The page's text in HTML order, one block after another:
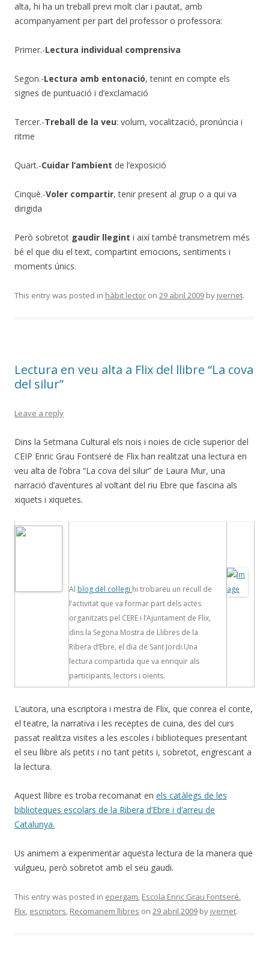
alta, hi ha un treball previ molt clar i pautat, amb
acompanyament per part del professor o professora:
Primer.-Lectura individual comprensiva
Segon.-Lectura amb entonació, tenint en compte els
signes de puntuació i d’exclamació
Tercer.-Treball de la veu: volum, vocalització, pronúncia i
ritme
Quart.-Cuidar l’ambient de l’exposició
Cinquè.-Voler compartir, tenir present al grup o a qui va
dirigida
Però sobretot gaudir llegint i així també transmetrem més
bé el que diu el text, compartint emocions, sentiments i
moments únics.
This entry was posted in hàbit lector on 29 abril 2009 by jvernet.
Lectura en veu alta a Flix del llibre “La cova
del silur”
Leave a reply
Dins la Setmana Cultural els nois i noies de cicle superior del
CEIP Enric Grau Fontseré de Flix han realitzat una lectura en
veu alta de l’obra “La cova del silur” de Laura Mur, una
narració d’aventures al voltant del riu Ebre que fascina als
xiquets i xiquetes.
Al blog del col·legi hi trobareu un recull de
l’activitat que va formar part dels actes
organitzats pel CERE i l’Ajuntament de Flix,
dins la Segona Mostra de Llibres de la
Ribera d’Ebre, el dia de Sant Jordi.Una
lectura compartida que va enriquir als
participants, lectors i oients.
L’autora, una escriptora i mestra de Flix, que conrea el conte,
el teatre, la narrativa i les receptes de cuina, des del curs
passat realitza visites a les escoles i biblioteques presentant
el seu llibre als petits i no tant petits i, sobretot, engrescant a
la lectura.
Aquest llibre es troba recomanat en els catàlegs de les
biblioteques escolars de la Ribera d’Ebre i d’arreu de
Catalunya.
Us animem a experimentar aquesta lectura de la manera que
vulgueu, però sobretot amb el seu gaudi.
This entry was posted in epergam, Escola Enric Grau Fontseré.
Flix, escriptors, Recomanem llibres on 29 abril 2009 by jvernet.